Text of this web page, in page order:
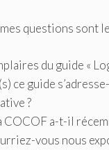
questions sont
du guide «
ce guide
?
COCOF a-t-il
vous nous